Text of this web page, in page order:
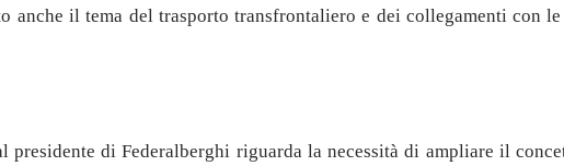
anche il tema del trasporto transfrontaliero e dei collegamenti con
di Federalberghi riguarda la necessità di ampliare il